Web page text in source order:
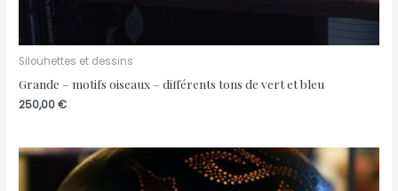
Silouhettes et dessins
Grande – motifs oiseaux – différents tons de vert et bleu
250,00€